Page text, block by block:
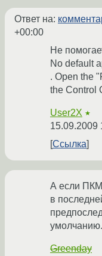
Ответ на:
+00:00
Не
No default
. Open the
the Control
User2X ★
15.09.2009
Ссылка
А если ПКМ
в
умолчанию.
Greenday